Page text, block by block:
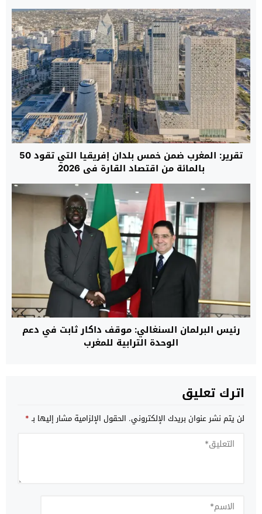
تقرير: المغرب ضمن خمس بلدان إفريقيا التي تقود 50
بالمائة من اقتصاد القارة في 2026
رئيس البرلمان السنغالي: موقف داكار ثابت في دعم
الوحدة الترابية للمغرب
اترك تعليق
لن يتم نشر عنوان بريدك الإلكتروني. الحقول الإلزامية مشار إليها بـ*